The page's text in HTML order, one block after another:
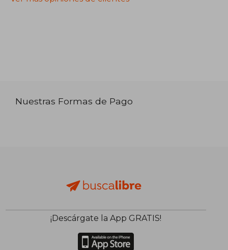
Nuestras Formas de Pago
¡Descárgate la App GRATIS!